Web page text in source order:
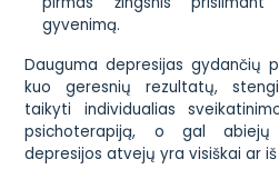
gyvenimą.
Dauguma depresijas gydančių
kuo geresnių rezultatų,
taikyti individualias
psichoterapiją, o gal abiejų
depresijos atvejų yra visiškai ar